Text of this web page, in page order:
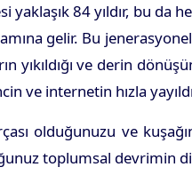
yaklaşık 84 yıldır, bu da
gelir. Bu
yıkıldığı ve derin
ve internetin hızla
olduğunuzu ve
toplumsal devrimin